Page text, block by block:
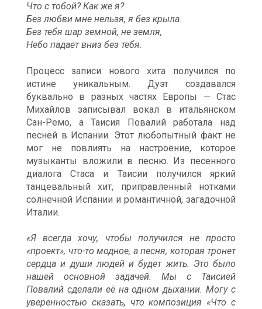
Что с тобой? Как же я?
Без любви мне нельзя, я без крыла.
Без тебя шар земной, не земля,
Небо падает вниз без тебя.
Процесс записи нового хита получился по
истине уникальным. Дуэт создавался
буквально в разных частях Европы — Стас
Михайлов записывал вокал в итальянском
Сан-Ремо, а Таисия Повалий работала над
песней в Испании. Этот любопытный факт не
мог не повлиять на настроение, которое
музыканты вложили в песню. Из песенного
диалога Стаса и Таисии получился яркий
танцевальный хит, приправленный нотками
солнечной Испании и романтичной, загадочной
Италии.
«Я всегда хочу, чтобы получился не просто
«проект», что-то модное, а песня, которая тронет
сердца и души людей и будет жить. Это было
нашей основной задачей. Мы с Таисией
Повалий сделали её на одном дыхании. Могу с
уверенностью сказать, что композиция «Что с